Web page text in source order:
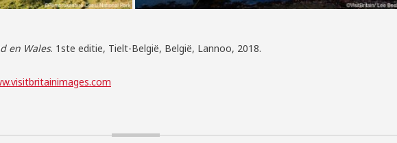
en Wales. 1ste editie, Tielt-België, België, Lannoo, 2018.